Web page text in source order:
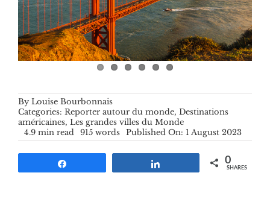
By Louise Bourbonnais
Categories: Reporter autour du monde, Destinations
américaines, Les grandes villes du Monde
4.9 min read 915 words Published On: 1 August 2023
0
SHARES